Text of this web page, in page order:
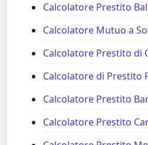
Calcolatore Prestito
Calcolatore Mutuo a
Calcolatore Prestito di
Calcolatore di Prestito
Calcolatore Prestito
Calcolatore Prestito